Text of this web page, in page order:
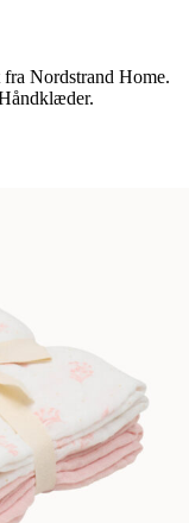
Nordstrand Home.